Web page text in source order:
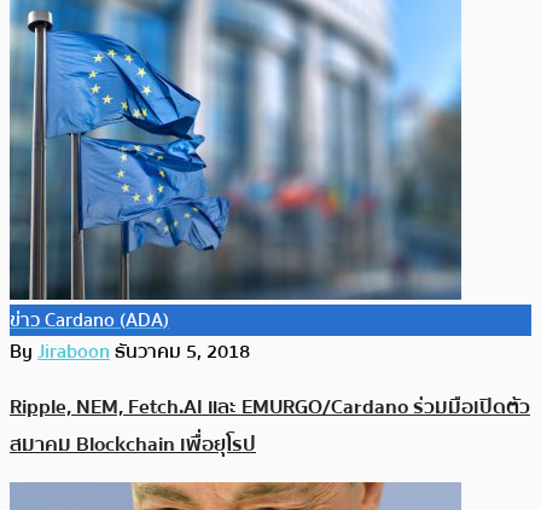
ข่าว Cardano (ADA)
ByJiraboonธันวาคม 5, 2018
Ripple, NEM, Fetch.AI และ EMURGO/Cardano ร่วมมือเปิดตัว
สมาคม Blockchain เพื่อยุโรป